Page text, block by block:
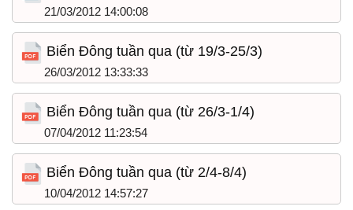
21/03/2012 14:00:08
Biển Đông tuần qua (từ 19/3-25/3)
26/03/2012 13:33:33
Biển Đông tuần qua (từ 26/3-1/4)
07/04/2012 11:23:54
Biển Đông tuần qua (từ 2/4-8/4)
10/04/2012 14:57:27